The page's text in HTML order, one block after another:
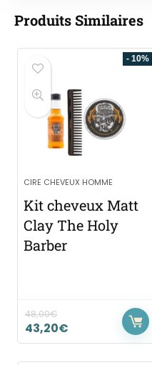
Produits Similaires
- 10%
CIRE CHEVEUX HOMME
Kit cheveux Matt
Clay The Holy
Barber
48,00€
43,20€